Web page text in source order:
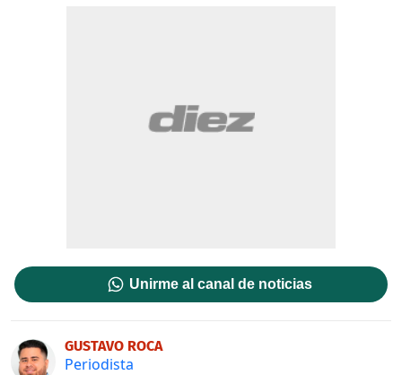
Unirme al canal de noticias
GUSTAVO ROCA
Periodista